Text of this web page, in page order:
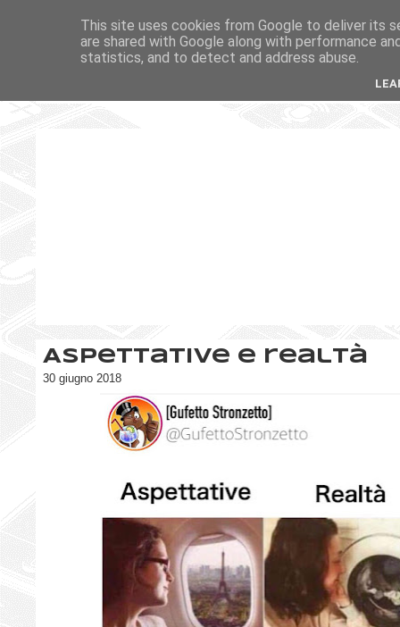
Aspettative e realtà
30 giugno 2018
This site uses cookies from Google to deliver its
are shared with Google along with performance
statistics, and to detect and address abuse.